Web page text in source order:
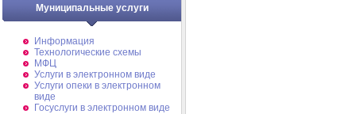
Муниципальные услуги
Информация
Технологические схемы
МФЦ
Услуги в электронном виде
Услуги опеки в электронном
виде
Госуслуги в электронном виде